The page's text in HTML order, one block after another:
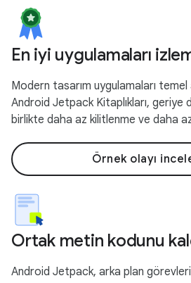
En iyi uygulamaları
Modern tasarım uygulamaları temel
Android Jetpack Kitaplıkları, geriye
birlikte daha az kilitlenme ve daha az
Örnek olayı
Ortak metin kodunu
Android Jetpack, arka plan